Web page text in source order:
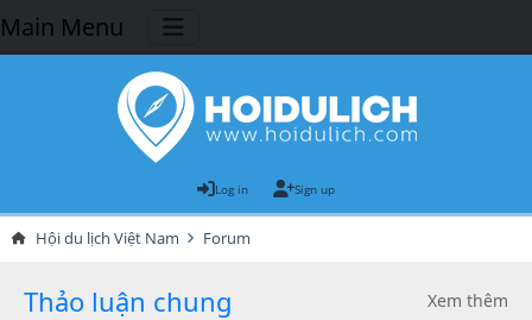
Main Menu
Log in Sign up
Hội du lịch Việt Nam Forum
Thảo luận chung Xem thêm